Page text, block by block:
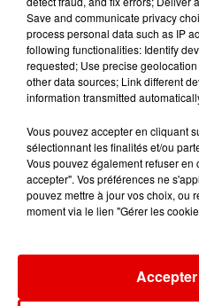
L'ACTU DES ARDENNES
Save and communicate privacy
process personal data such as IP
following functionalities: Identify
requested; Use precise
other data sources; Link different
information transmitted
Vous pouvez accepter en cliquant
sélectionnant les finalités et/ou
Vous pouvez également refuser
accepter". Vos préférences ne
pouvez mettre à jour vos choix, ou
moment via le lien "Gérer les